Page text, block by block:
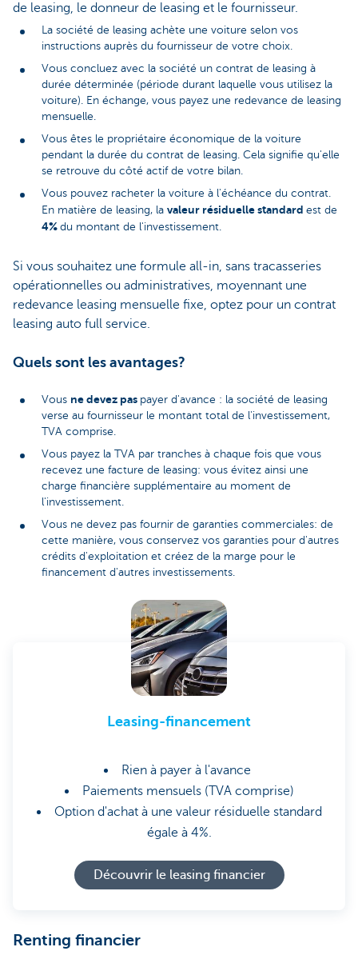
de leasing, le donneur de leasing et le fournisseur.
La société de leasing achète une voiture selon vos
instructions auprès du fournisseur de votre choix.
Vous concluez avec la société un contrat de leasing à
durée déterminée (période durant laquelle vous utilisez la
voiture). En échange, vous payez une redevance de leasing
mensuelle.
Vous êtes le propriétaire économique de la voiture
pendant la durée du contrat de leasing. Cela signifie qu'elle
se retrouve du côté actif de votre bilan.
Vous pouvez racheter la voiture à l'échéance du contrat.
En matière de leasing, la valeur résiduelle standard est de
4% du montant de l'investissement.
Si vous souhaitez une formule all-in, sans tracasseries
opérationnelles ou administratives, moyennant une
redevance leasing mensuelle fixe, optez pour un contrat
leasing auto full service.
Quels sont les avantages?
Vous ne devez pas payer d'avance : la société de leasing
verse au fournisseur le montant total de l'investissement,
TVA comprise.
Vous payez la TVA par tranches à chaque fois que vous
recevez une facture de leasing: vous évitez ainsi une
charge financière supplémentaire au moment de
l'investissement.
Vous ne devez pas fournir de garanties commerciales: de
cette manière, vous conservez vos garanties pour d'autres
crédits d'exploitation et créez de la marge pour le
financement d'autres investissements.
Leasing-financement
Rien à payer à l'avance
Paiements mensuels (TVA comprise)
Option d'achat à une valeur résiduelle standard
égale à 4%.
Découvrir le leasing financier
Renting financier